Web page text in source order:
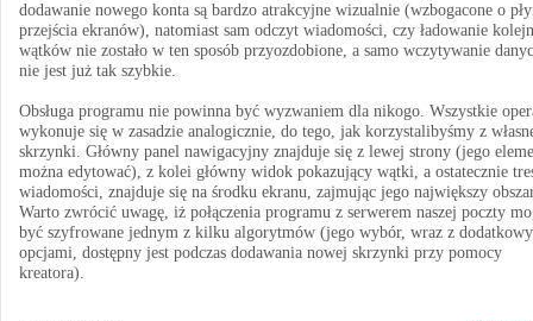
dodawanie nowego konta są bardzo atrakcyjne wizualnie (wzbogacone o
przejścia ekranów), natomiast sam odczyt wiadomości, czy ładowanie
wątków nie zostało w ten sposób przyozdobione, a samo wczytywanie
nie jest już tak szybkie.
Obsługa programu nie powinna być wyzwaniem dla nikogo. Wszystkie
wykonuje się w zasadzie analogicznie, do tego, jak korzystalibyśmy z
skrzynki. Główny panel nawigacyjny znajduje się z lewej strony (jego
można edytować), z kolei główny widok pokazujący wątki, a ostatecznie
wiadomości, znajduje się na środku ekranu, zajmując jego największy
Warto zwrócić uwagę, iż połączenia programu z serwerem naszej poczty
być szyfrowane jednym z kilku algorytmów (jego wybór, wraz z
opcjami, dostępny jest podczas dodawania nowej skrzynki przy pomocy
kreatora).